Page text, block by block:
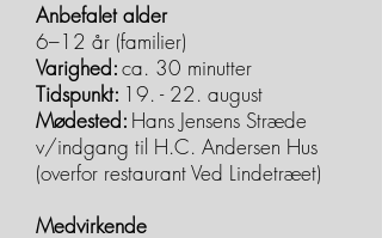
Anbefalet alder
6–12 år (familier)
Varighed:ca. 30 minutter
Tidspunkt: 19. - 22. august
Mødested: Hans Jensens Stræde
v/indgang til H.C. Andersen Hus
(overfor restaurant Ved Lindetræet)
Medvirkende